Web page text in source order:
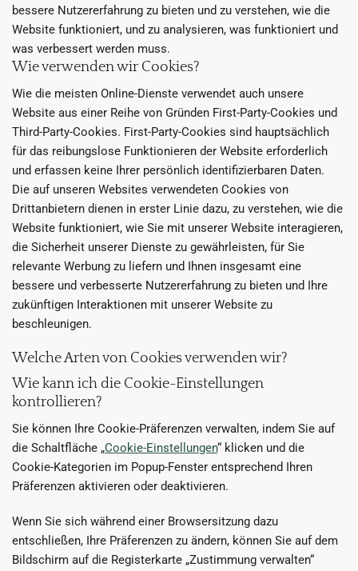
bessere Nutzererfahrung zu bieten und zu verstehen, wie die
Website funktioniert, und zu analysieren, was funktioniert und
was verbessert werden muss.
Wie verwenden wir Cookies?
Wie die meisten Online-Dienste verwendet auch unsere
Website aus einer Reihe von Gründen First-Party-Cookies und
Third-Party-Cookies. First-Party-Cookies sind hauptsächlich
für das reibungslose Funktionieren der Website erforderlich
und erfassen keine Ihrer persönlich identifizierbaren Daten.
Die auf unseren Websites verwendeten Cookies von
Drittanbietern dienen in erster Linie dazu, zu verstehen, wie die
Website funktioniert, wie Sie mit unserer Website interagieren,
die Sicherheit unserer Dienste zu gewährleisten, für Sie
relevante Werbung zu liefern und Ihnen insgesamt eine
bessere und verbesserte Nutzererfahrung zu bieten und Ihre
zukünftigen Interaktionen mit unserer Website zu
beschleunigen.
Welche Arten von Cookies verwenden wir?
Wie kann ich die Cookie-Einstellungen
kontrollieren?
Sie können Ihre Cookie-Präferenzen verwalten, indem Sie auf
die Schaltfläche „Cookie-Einstellungen“ klicken und die
Cookie-Kategorien im Popup-Fenster entsprechend Ihren
Präferenzen aktivieren oder deaktivieren.
Wenn Sie sich während einer Browsersitzung dazu
entschließen, Ihre Präferenzen zu ändern, können Sie auf dem
Bildschirm auf die Registerkarte „Zustimmung verwalten“